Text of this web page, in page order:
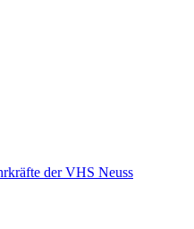
der VHS Neuss